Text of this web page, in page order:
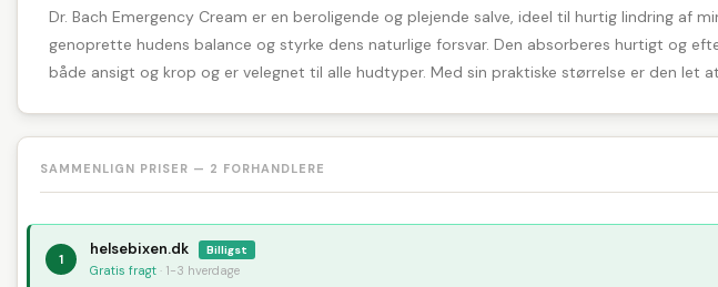
Dr. Bach Emergency Cream er en beroligende og plejende salve, ideel til hurtig lindring
genoprette hudens balance og styrke dens naturlige forsvar. Den absorberes hurtigt og
både ansigt og krop og er velegnet til alle hudtyper. Med sin praktiske størrelse er den let
SAMMENLIGN PRISER — 2 FORHANDLERE
1
helsebixen.dk Billigst
Gratis fragt · 1-3 hverdage